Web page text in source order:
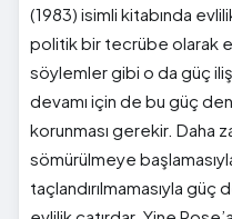
(1983) isimli kitabında
politik bir tecrübe olarak
söylemler gibi o da güç
devamı için de bu güç
korunması gerekir. Daha
sömürülmeye
taçlandırılmamasıyla